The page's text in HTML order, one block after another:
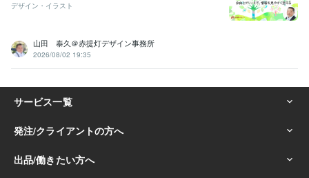
デザイン・イラスト
山田 泰久＠赤提灯デザイン事務所
2026/08/02 19:35